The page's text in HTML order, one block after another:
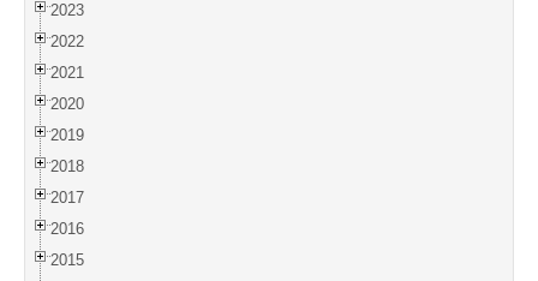
2023
2022
2021
2020
2019
2018
2017
2016
2015